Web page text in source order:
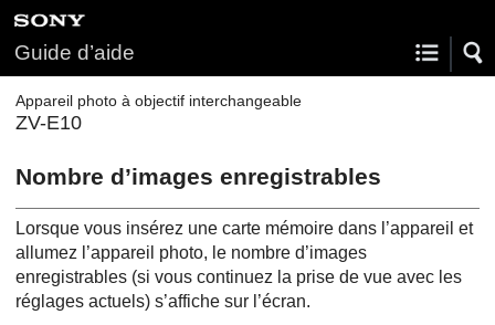
Guide d’aide
Appareil photo à objectif interchangeable
ZV-E10
Nombre d’images enregistrables
Lorsque vous insérez une carte mémoire dans l’appareil et
allumez l’appareil photo, le nombre d’images
enregistrables (si vous continuez la prise de vue avec les
réglages actuels) s’affiche sur l’écran.